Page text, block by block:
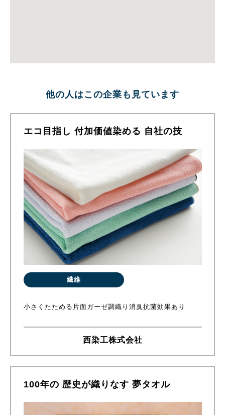
他の人はこの企業も見ています
エコ目指し 付加価値染める 自社の技
繊維
小さくたためる片面ガーゼ調織り消臭抗菌効果あり
西染工株式会社
100年の 歴史が織りなす 夢タオル